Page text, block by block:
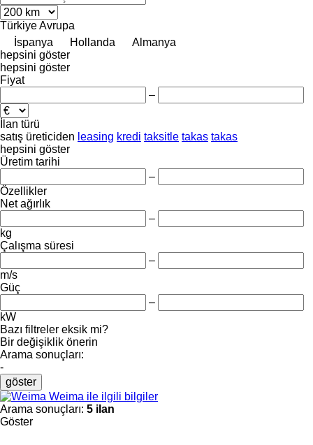
TürkiyeAvrupa
İspanya
Hollanda
Almanya
hepsini göster
hepsini göster
Fiyat
–
İlan türü
satış üreticiden leasing kredi taksitle takas takas
hepsini göster
Üretim tarihi
–
Özellikler
Net ağırlık
–
kg
Çalışma süresi
–
m/s
Güç
–
kW
Bazı filtreler eksik mi?
Bir değişiklik önerin
Arama sonuçları:
-
göster
Weima ile ilgili bilgiler
Arama sonuçları: 5 ilan
Göster